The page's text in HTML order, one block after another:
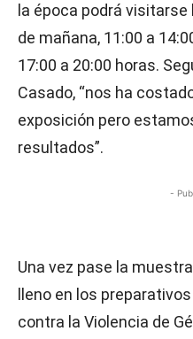
la época podrá
de mañana, 11:00 a
17:00 a 20:00 horas.
Casado, “nos ha
exposición pero
resultados”.
-
Una vez pase la
lleno en los
contra la Violencia de